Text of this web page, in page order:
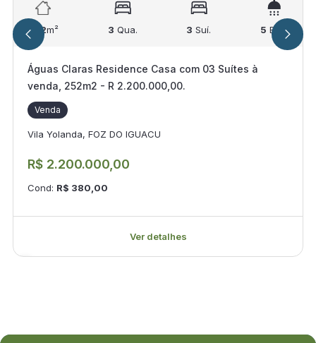
252m² 3 Qua. 3 Suí. 5 Ban.
Águas Claras Residence Casa com 03 Suítes à
venda, 252m2 - R 2.200.000,00.
Venda
Vila Yolanda, FOZ DO IGUACU
R$ 2.200.000,00
Cond: R$ 380,00
Ver detalhes